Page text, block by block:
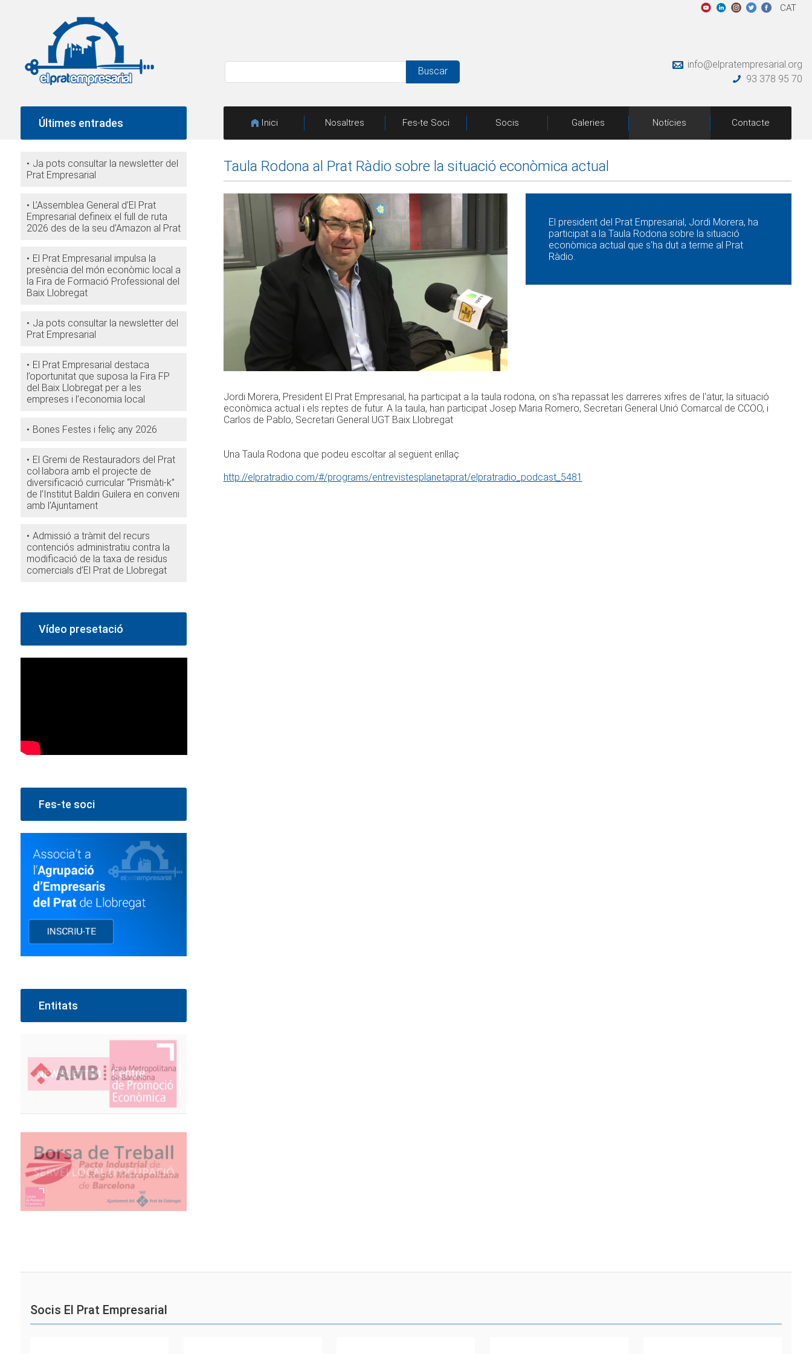
CAT
Buscar
info@elpratempresarial.org
93 378 95 70
Últimes entrades
Ja pots consultar la newsletter del
Prat Empresarial
L’Assemblea General d’El Prat
Empresarial defineix el full de ruta
2026 des de la seu d’Amazon al Prat
El Prat Empresarial impulsa la
presència del món econòmic local a
la Fira de Formació Professional del
Baix Llobregat
Ja pots consultar la newsletter del
Prat Empresarial
El Prat Empresarial destaca
l’oportunitat que suposa la Fira FP
del Baix Llobregat per a les
empreses i l’economia local
Bones Festes i feliç any 2026
El Gremi de Restauradors del Prat
col·labora amb el projecte de
diversificació curricular “Prismàti-k”
de l’Institut Baldiri Guilera en conveni
amb l'Ajuntament
Admissió a tràmit del recurs
contenciós administratiu contra la
modificació de la taxa de residus
comercials d’El Prat de Llobregat
Vídeo presetació
Fes-te soci
Entitats
Inici Nosaltres Fes-te Soci Socis Galeries Notícies Contacte
Taula Rodona al Prat Ràdio sobre la situació econòmica actual
El president del Prat Empresarial, Jordi Morera, ha
participat a la Taula Rodona sobre la situació
econòmica actual que s'ha dut a terme al Prat
Ràdio.
Jordi Morera, President El Prat Empresarial, ha participat a la taula rodona, on s'ha repassat les darreres xifres de l'atur, la situació
econòmica actual i els reptes de futur. A la taula, han participat Josep Maria Romero, Secretari General Unió Comarcal de CCOO, i
Carlos de Pablo, Secretari General UGT Baix Llobregat
Una Taula Rodona que podeu escoltar al següent enllaç
http://elpratradio.com/#/programs/entrevistesplanetaprat/elpratradio_podcast_5481
Socis El Prat Empresarial